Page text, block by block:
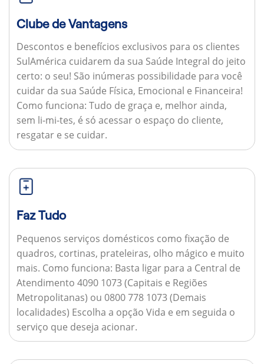
Clube de Vantagens
Descontos e benefícios exclusivos para os clientes
SulAmérica cuidarem da sua Saúde Integral do jeito
certo: o seu! São inúmeras possibilidade para você
cuidar da sua Saúde Física, Emocional e Financeira!
Como funciona: Tudo de graça e, melhor ainda,
sem li-mi-tes, é só acessar o espaço do cliente,
resgatar e se cuidar.
Faz Tudo
Pequenos serviços domésticos como fixação de
quadros, cortinas, prateleiras, olho mágico e muito
mais. Como funciona: Basta ligar para a Central de
Atendimento 4090 1073 (Capitais e Regiões
Metropolitanas) ou 0800 778 1073 (Demais
localidades) Escolha a opção Vida e em seguida o
serviço que deseja acionar.